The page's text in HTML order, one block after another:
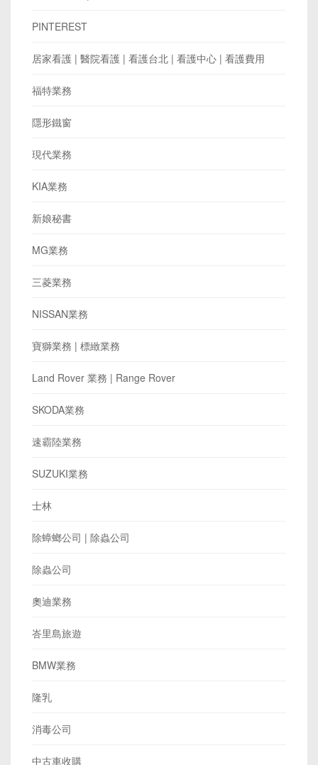
PINTEREST
居家看護 | 醫院看護 | 看護台北 | 看護中心 | 看護費用
福特業務
隱形鐵窗
現代業務
KIA業務
新娘秘書
MG業務
三菱業務
NISSAN業務
寶獅業務 | 標緻業務
Land Rover 業務 | Range Rover
SKODA業務
速霸陸業務
SUZUKI業務
士林
除蟑螂公司 | 除蟲公司
除蟲公司
奧迪業務
峇里島旅遊
BMW業務
隆乳
消毒公司
中古車收購